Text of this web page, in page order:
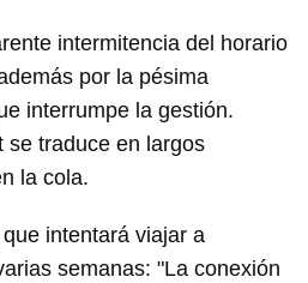
intermitencia del horario
por la pésima
interrumpe la gestión.
se traduce en largos
la cola.
intentará viajar a
semanas: "La conexión